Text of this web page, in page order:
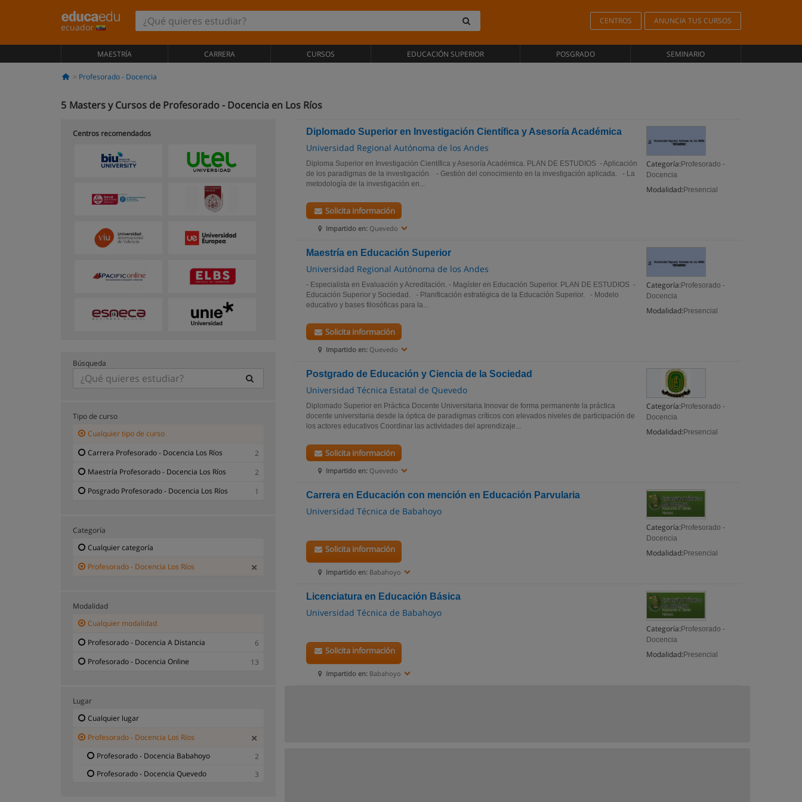
ecuador
CENTROS ANUNCIA TUS CURSOS
MAESTRÍA CARRERA CURSOS EDUCACIÓN SUPERIOR POSGRADO SEMINARIO
Profesorado - Docencia
5 Masters y Cursos de Profesorado - Docencia en Los Ríos
Diplomado Superior en Investigación Científica y Asesoría Académica
Universidad Regional Autónoma de los Andes
Categoría: Profesorado -
Docencia
Modalidad: Presencial
Diploma Superior en Investigación Científica y Asesoría Académica. PLAN DE ESTUDIOS - Aplicación
de los paradigmas de la investigación. - Gestión del conocimiento en la investigación aplicada. - La
metodología de la investigación en...
Impartido en: Quevedo
Solicita información
Maestría en Educación Superior
Universidad Regional Autónoma de los Andes
Categoría: Profesorado -
Docencia
Modalidad: Presencial
- Especialista en Evaluación y Acreditación. - Magíster en Educación Superior. PLAN DE ESTUDIOS -
Educación Superior y Sociedad. - Planificación estratégica de la Educación Superior. - Modelo
educativo y bases filosóficas para la...
Impartido en: Quevedo
Solicita información
Postgrado de Educación y Ciencia de la Sociedad
Universidad Técnica Estatal de Quevedo
Categoría: Profesorado -
Docencia
Modalidad: Presencial
Diplomado Superior en Práctica Docente Universitaria Innovar de forma permanente la práctica
docente universitaria desde la óptica de paradigmas críticos con elevados niveles de participación de
los actores educativos Coordinar las actividades del aprendizaje...
Impartido en: Quevedo
Solicita información
Carrera en Educación con mención en Educación Parvularia
Universidad Técnica de Babahoyo
Categoría: Profesorado -
Docencia
Modalidad: Presencial
Impartido en: Babahoyo
Solicita información
Licenciatura en Educación Básica
Universidad Técnica de Babahoyo
Categoría: Profesorado -
Docencia
Modalidad: Presencial
Impartido en: Babahoyo
Solicita información
Centros recomendados
Búsqueda
Tipo de curso
Cualquier tipo de curso
Carrera Profesorado - Docencia Los Ríos
2
Maestría Profesorado - Docencia Los Ríos
2
Posgrado Profesorado - Docencia Los Ríos
1
Categoría
Cualquier categoría
Profesorado - Docencia Los Ríos
Modalidad
Cualquier modalidad
Profesorado - Docencia A Distancia
6
Profesorado - Docencia Online
13
Lugar
Cualquier lugar
Profesorado - Docencia Los Ríos
Profesorado - Docencia Babahoyo
2
Profesorado - Docencia Quevedo
3